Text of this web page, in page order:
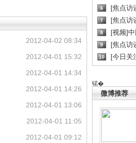
6 [焦点访
7 [焦点访
8 [视频]
9 [焦点访
10 [今日关
锘�
微博推荐
2012-04-02 08:34
2012-04-01 15:32
2012-04-01 14:34
2012-04-01 14:26
2012-04-01 13:06
2012-04-01 11:05
2012-04-01 09:12